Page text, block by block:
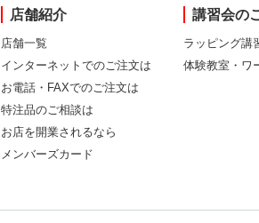
店舗紹介
店舗一覧
インターネットでのご注文は
お電話・FAXでのご注文は
特注品のご相談は
お店を開業されるなら
メンバーズカード
講習会の
ラッピング講
体験教室・ワ